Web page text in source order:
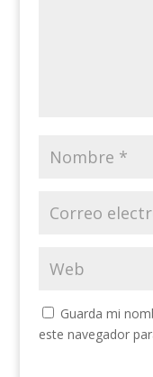
Guarda mi
este navegador